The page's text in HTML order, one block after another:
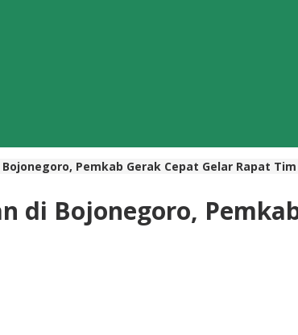
Pemkab Gerak Cepat Gelar Rapat
di Bojonegoro,